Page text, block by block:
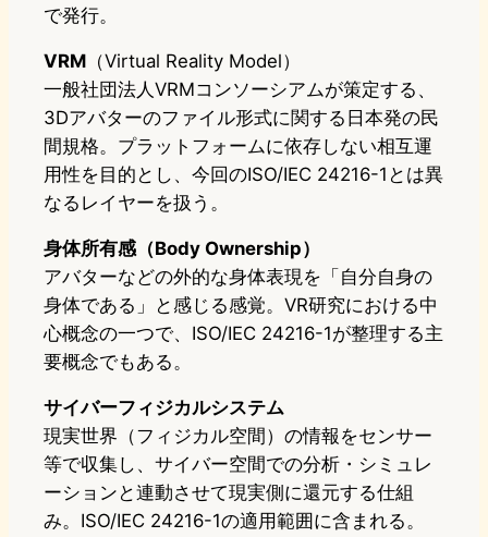
で発行。
VRM （Virtual Reality Model）
一般社団法人VRMコンソーシアムが策定する、
3Dアバターのファイル形式に関する日本発の民
間規格。プラットフォームに依存しない相互運
用性を目的とし、今回のISO/IEC 24216-1とは異
なるレイヤーを扱う。
身体所有感（Body Ownership）
アバターなどの外的な身体表現を「自分自身の
身体である」と感じる感覚。VR研究における中
心概念の一つで、ISO/IEC 24216-1が整理する主
要概念でもある。
サイバーフィジカルシステム
現実世界（フィジカル空間）の情報をセンサー
等で収集し、サイバー空間での分析・シミュレ
ーションと連動させて現実側に還元する仕組
み。ISO/IEC 24216-1の適用範囲に含まれる。